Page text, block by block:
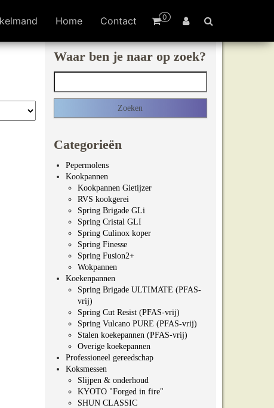
0
Home Contact
Waar ben je naar op zoek?
Categorieën
Pepermolens
Kookpannen
Kookpannen Gietijzer
RVS kookgerei
Spring Brigade GLi
Spring Cristal GLI
Spring Culinox koper
Spring Finesse
Spring Fusion2+
Wokpannen
Koekenpannen
Spring Brigade ULTIMATE (PFAS-
vrij)
Spring Cut Resist (PFAS-vrij)
Spring Vulcano PURE (PFAS-vrij)
Stalen koekepannen (PFAS-vrij)
Overige koekepannen
Professioneel gereedschap
Koksmessen
Slijpen & onderhoud
KYOTO "Forged in fire"
SHUN CLASSIC